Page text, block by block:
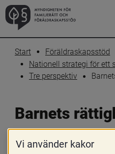
Start
Föräldraskapsstöd
Nationell strategi för ett
Tre perspektiv
Barnets
Skriv ut
Vi använder kakor